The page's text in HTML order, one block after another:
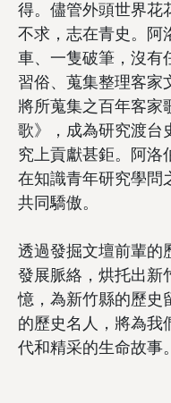
得。儘管外頭世界花
不求，志在青史。阿
車、一隻破筆，沒有
習俗、蒐集整理客家
將所蒐集之百年客家
歌》，成為研究渡台
究上貢獻甚鉅。阿洛
在知識青年研究學問
共同驕傲。
透過發掘文壇前輩的
發展脈絡，烘托出新
憶，為新竹縣的歷史
的歷史名人，將為我
代和精采的生命故事。